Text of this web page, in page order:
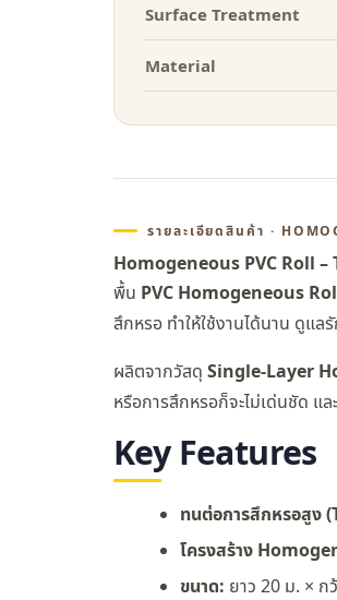
Surface Treatment
Material
รายละเอียดสินค้า ·
Homogeneous PVC Roll –
พื้น PVC Homogeneous
สึกหรอ ทำให้ใช้งานได้นาน ดูแล
ผลิตจากวัสดุ Single-Layer
หรือการสึกหรอก็จะไม่เด่นชัด แ
Key Features
ทนต่อการสึกหรอสูง
โครงสร้าง
ขนาด: ยาว 20 ม. × ก